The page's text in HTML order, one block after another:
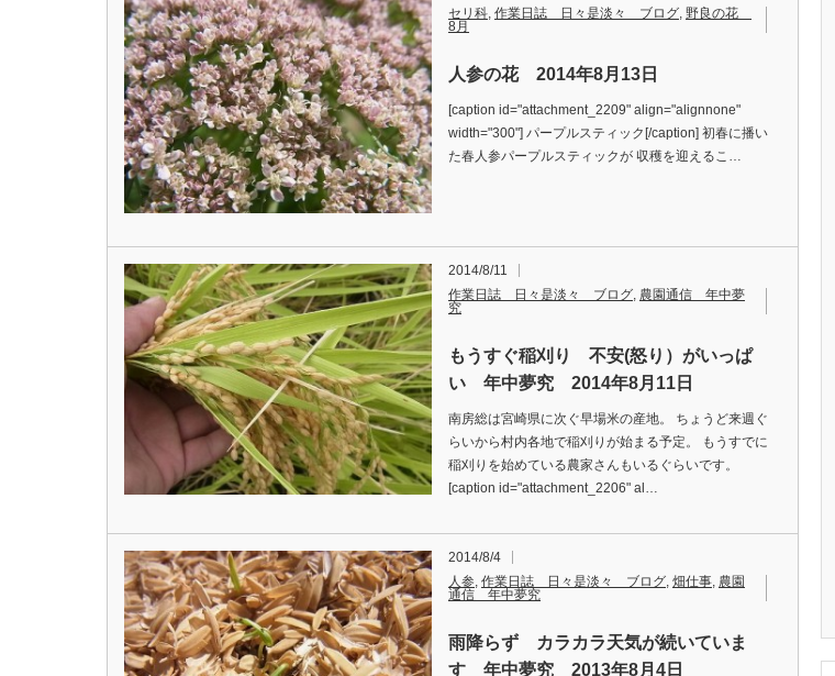
セリ科, 作業日誌 日々是淡々 ブログ, 野良の花
8月
人参の花 2014年8月13日
[caption id="attachment_2209" align="alignnone"
width="300"] パープルスティック[/caption] 初春に播い
た春人参パープルスティックが 収穫を迎えるこ…
2014/8/11
作業日誌 日々是淡々 ブログ, 農園通信 年中夢
究
もうすぐ稲刈り 不安(怒り）がいっぱ
い 年中夢究 2014年8月11日
南房総は宮崎県に次ぐ早場米の産地。 ちょうど来週ぐ
らいから村内各地で稲刈りが始まる予定。 もうすでに
稲刈りを始めている農家さんもいるぐらいです。
[caption id="attachment_2206" al…
2014/8/4
人参, 作業日誌 日々是淡々 ブログ, 畑仕事, 農園
通信 年中夢究
雨降らず カラカラ天気が続いていま
す 年中夢究 2013年8月4日